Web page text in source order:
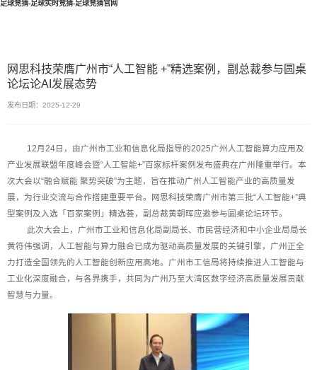
足球竞猜-足球实时竞猜-足球竞猜官网
网思科技荣膺广州市“人工智能 +”精选案例，副总裁参与圆桌
论坛论AI发展态势
发布日期：2025-12-29
12月24日，由广州市工业和信息化局指导的2025广州人工智能算力应用及
产业发展联盟年度峰会暨“人工智能+”百家标杆案例发布盛典在广州隆重举行。本
次大会以“融合赋能 聚势突破”为主题，旨在推动广州人工智能产业的高质量发
展，为行业交流与合作搭建重要平台。网思科技荣膺广州市第三批“人工智能+”典
型案例及入选「百家案例」精选荟，副总裁黄朝晖应邀参与圆桌论坛环节。
此次大会上，广州市工业和信息化局副局长、市民营经济和中小企业局局长
黄符伟强调，人工智能与算力融合已成为驱动高质量发展的关键引擎，广州正全
力打造全国领先的人工智能创新应用高地。广州市工信局将持续推进人工智能与
工业化深度融合，与各界携手，共同为广州乃至大湾区数字经济高质量发展贡献
智慧与力量。